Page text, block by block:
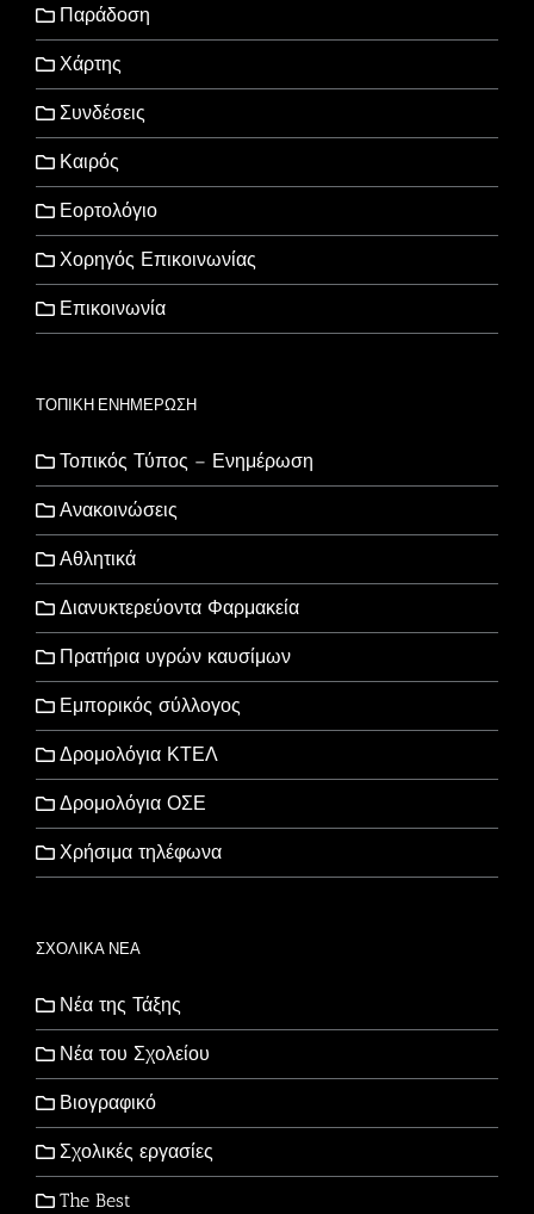
Παράδοση
Χάρτης
Συνδέσεις
Καιρός
Εορτολόγιο
Χορηγός Επικοινωνίας
Επικοινωνία
ΤΟΠΙΚΗ ΕΝΗΜΕΡΩΣΗ
Τοπικός Τύπος – Ενημέρωση
Ανακοινώσεις
Αθλητικά
Διανυκτερεύοντα Φαρμακεία
Πρατήρια υγρών καυσίμων
Εμπορικός σύλλογος
Δρομολόγια ΚΤΕΛ
Δρομολόγια ΟΣΕ
Χρήσιμα τηλέφωνα
ΣΧΟΛΙΚΑ ΝΕΑ
Νέα της Τάξης
Νέα του Σχολείου
Βιογραφικό
Σχολικές εργασίες
The Best